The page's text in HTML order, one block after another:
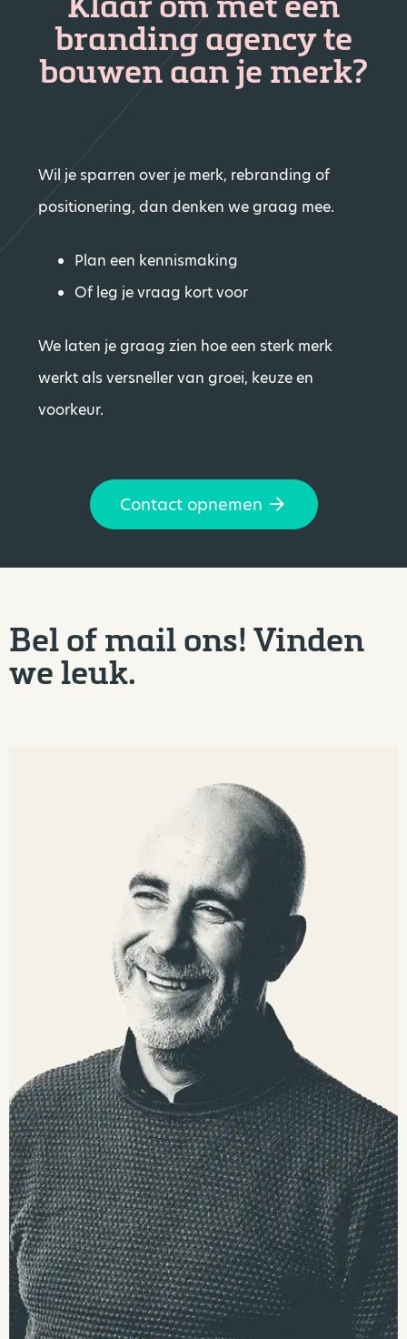
branding agency te
bouwen aan je merk?
Wil je sparren over je merk, rebranding of
positionering, dan denken we graag mee.
Plan een kennismaking
Of leg je vraag kort voor
We laten je graag zien hoe een sterk merk
werkt als versneller van groei, keuze en
voorkeur.
Contact opnemen
Bel of mail ons! Vinden
we leuk.